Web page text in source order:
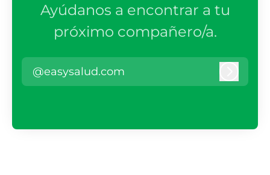
Ayúdanos a encontrar a tu
próximo compañero/a.
@easysalud.com